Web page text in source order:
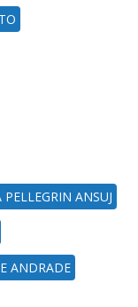
PELLEGRIN ANSUJ
ANDRADE